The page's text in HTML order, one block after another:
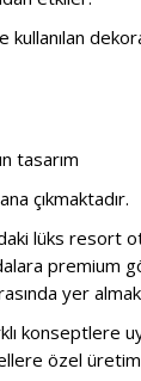
kullanılan
tasarım
çıkmaktadır.
lüks resort
premium
yer
konseptlere
özel